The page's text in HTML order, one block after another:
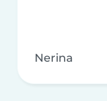
Nerina